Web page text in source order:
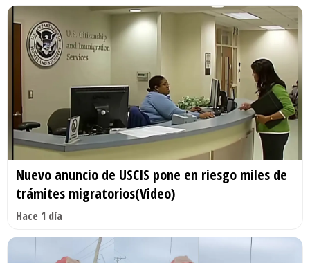
Nuevo anuncio de USCIS pone en riesgo miles de
trámites migratorios(Video)
Hace 1 día